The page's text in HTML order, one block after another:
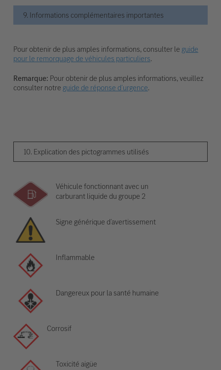
9. Informations complémentaires importantes
Pour obtenir de plus amples informations, consulter leguide
pour le remorquage de véhicules particuliers.
Remarque: Pour obtenir de plus amples informations, veuillez
consulter notreguide de réponse d’urgence.
10. Explication des pictogrammes utilisés
Véhicule fonctionnant avec un
carburant liquide du groupe 2
Signe générique d’avertissement
Inflammable
Dangereux pour la santé humaine
Corrosif
Toxicité aigüe